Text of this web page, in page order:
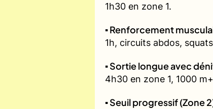
1h30 en zone 1.
▪️ Renforcement
1h, circuits abdos,
▪️ Sortie longue avec
4h30 en zone 1, 1000
▪️ Seuil progressif (Zone